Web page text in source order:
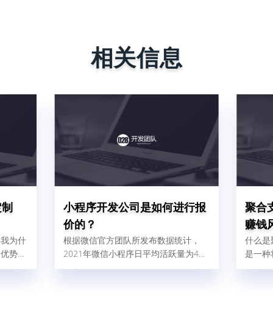
相关信息
为什
势：
一个
小程序开发公司是如何进行报
价的？
根据微信官方团队所发布数据统计，
2021年微信小程序日平均活跃量为4、
5亿人，这比2020年增加了32%，由此
聚合
赚钱
什么
是一
的支